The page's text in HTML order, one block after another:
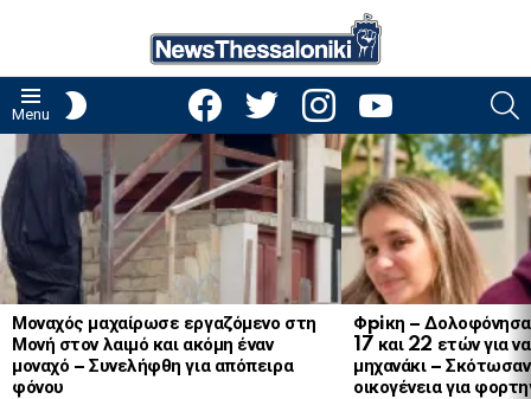
Menu
facebooktwitter instagramyoutube
LATEST
STORIES
Μοναχός μαχαίρωσε εργαζόμενο στη
Μονή στον λαιμό και ακόμη έναν
μοναχό – Συνελήφθη για απόπειρα
φόνου
Φpiκη –
17 και 22 ετών για
μηχανάκι – Σκότωσαν
οικογένεια για